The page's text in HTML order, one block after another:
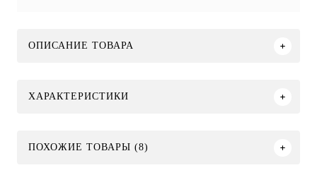
ОПИСАНИЕ ТОВАРА
ХАРАКТЕРИСТИКИ
ПОХОЖИЕ ТОВАРЫ (8)